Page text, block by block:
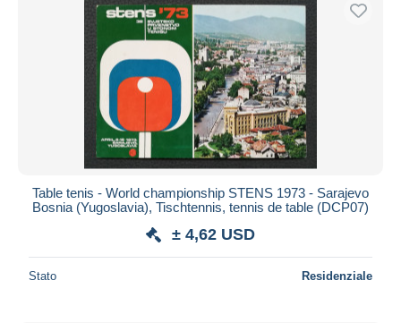
Spedizione gratuita
Metodi di pagamento
PayPal
Bonifico bancario
Visa
Mastercard
Bancontact
iDeal
Residenza del venditore
Table tenis - World championship STENS 1973 - Sarajevo
Bosnia (Yugoslavia), Tischtennis, tennis de table (DCP07)
± 4,62 USD
Stato Residenziale